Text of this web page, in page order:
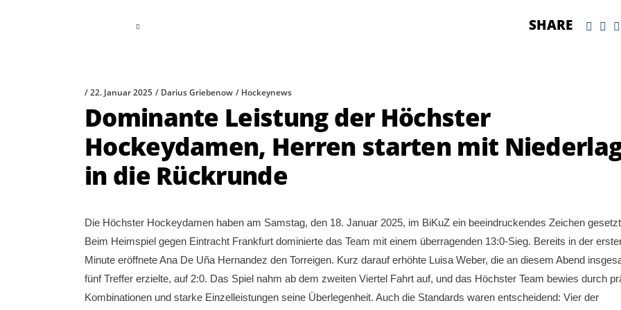
SHARE
22. Januar 2025 Darius Griebenow Hockeynews
Dominante Leistung der Höchster
Hockeydamen, Herren starten mit
in die Rückrunde
Die Höchster Hockeydamen haben am Samstag, den 18. Januar 2025, im BiKuZ ein beeindruckendes Zeichen
Beim Heimspiel gegen Eintracht Frankfurt dominierte das Team mit einem überragenden 13:0-Sieg. Bereits in der
Minute eröffnete Ana De Uña Hernandez den Torreigen. Kurz darauf erhöhte Luisa Weber, die an diesem Abend
fünf Treffer erzielte, auf 2:0. Das Spiel nahm ab dem zweiten Viertel Fahrt auf, und das Höchster Team bewies durch
Kombinationen und starke Einzelleistungen seine Überlegenheit. Auch die Standards waren entscheidend: Vier der